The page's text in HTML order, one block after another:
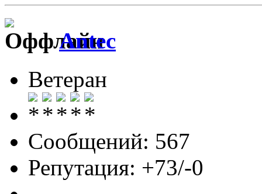
Antec
Ветеран
Сообщений: 567
Репутация: +73/-0